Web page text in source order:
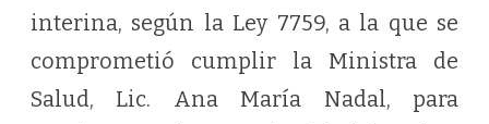
interina, según la Ley 7759, a la que se
comprometió cumplir la Ministra de
Salud, Lic. Ana María Nadal, para